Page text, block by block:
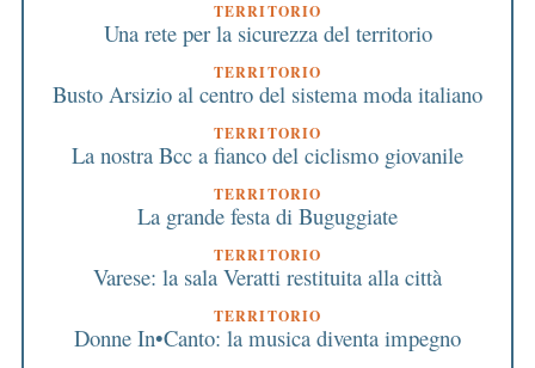
TERRITORIO
Una rete per la sicurezza del territorio
TERRITORIO
Busto Arsizio al centro del sistema moda italiano
TERRITORIO
La nostra Bcc a fianco del ciclismo giovanile
TERRITORIO
La grande festa di Buguggiate
TERRITORIO
Varese: la sala Veratti restituita alla città
TERRITORIO
Donne In•Canto: la musica diventa impegno